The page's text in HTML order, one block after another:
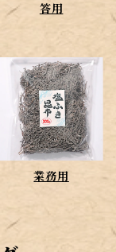
答用
業務用